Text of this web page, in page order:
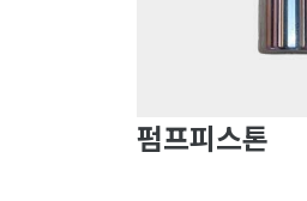
펌프피스톤